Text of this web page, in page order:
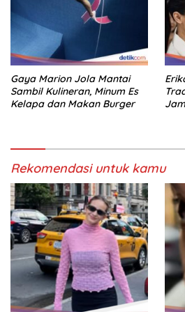
Gaya Marion Jola Mantai
Sambil Kulineran, Minum Es
Kelapa dan Makan Burger
Rekomendasi untuk kamu